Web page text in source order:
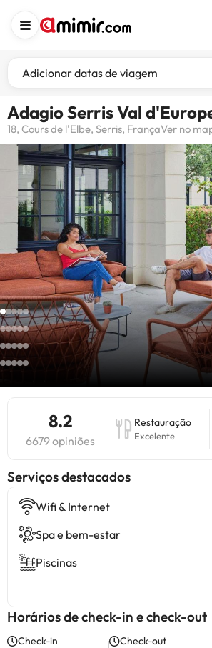
Adicionar datas de viagem
Adagio Serris Val
18, Cours de l'Elbe, Serris, FrançaVer no
8.2
6679 opiniões
Restauração
Excelente
Serviços destacados
Wifi & Internet
Spa e bem-estar
Piscinas
Horários de check-in e check-out
Check-in Check-out